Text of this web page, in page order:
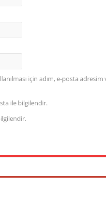
için adım, e-posta adresim
ile bilgilendir.